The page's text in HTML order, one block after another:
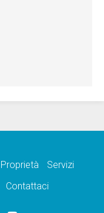
Servizi
Contattaci